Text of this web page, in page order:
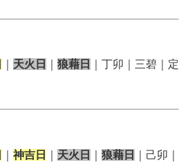
天火日 狼藉日
｜丁卯｜三碧｜定
神吉日 天火日 狼藉日
｜己卯｜